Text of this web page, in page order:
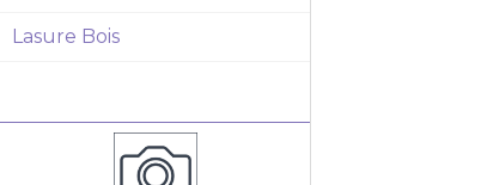
Lasure Bois